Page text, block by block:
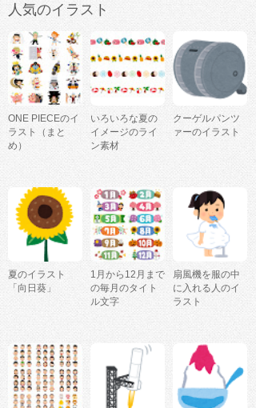
人気のイラスト
ONE PIECEのイ
ラスト（まと
め）
いろいろな夏の
イメージのライ
ン素材
クーゲルパンツ
ァーのイラスト
夏のイラスト
「向日葵」
1月から12月まで
の毎月のタイト
ル文字
扇風機を服の中
に入れる人のイ
ラスト